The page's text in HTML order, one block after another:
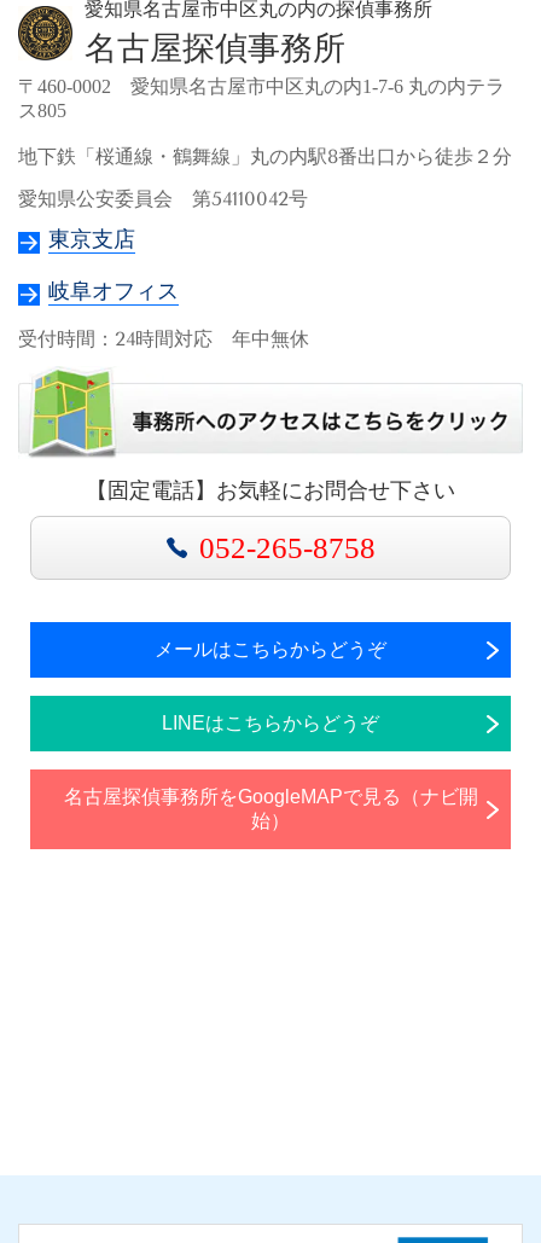
愛知県名古屋市中区丸の内の探偵事務所
名古屋探偵事務所
〒460-0002 愛知県名古屋市中区丸の内1-7-6 丸の内テラ
ス805
地下鉄「桜通線・鶴舞線」丸の内駅8番出口から徒歩２分
愛知県公安委員会 第54110042号
東京支店
岐阜オフィス
受付時間：24時間対応 年中無休
【固定電話】お気軽にお問合せ下さい
052-265-8758
メールはこちらからどうぞ
LINEはこちらからどうぞ
名古屋探偵事務所をGoogleMAPで見る（ナビ開
始）